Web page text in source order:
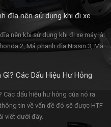
đĩa nên sử dụng khi đi xe
nên khi sử dụng khi đi xe máy là:
2, Má phanh đĩa Nissin 3, Má
Gì? Các Dấu Hiệu Hư Hỏng
Các dấu hiệu hư hỏng của nó ra
tin về vấn đề đó sẽ được HTF
viết dưới đây.